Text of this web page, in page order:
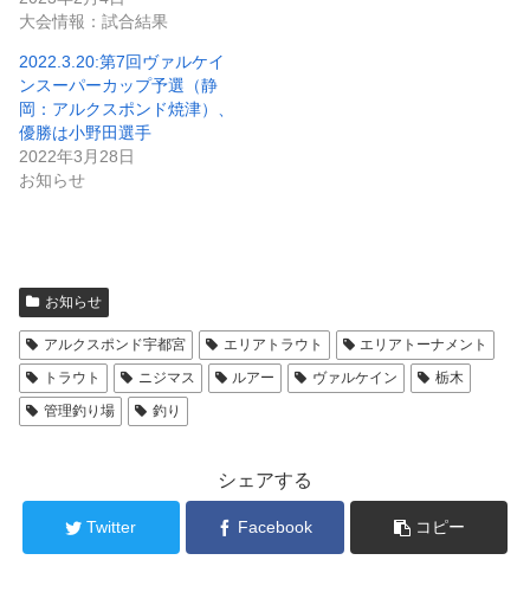
大会情報：試合結果
2022.3.20:第7回ヴァルケイ
ンスーパーカップ予選（静
岡：アルクスポンド焼津）、
優勝は小野田選手
2022年3月28日
お知らせ
お知らせ
アルクスポンド宇都宮 エリアトラウト
エリアトーナメント
トラウト
ニジマス ルアー ヴァルケイン
栃木
管理釣り場
釣り
シェアする
Twitter Facebook コピー